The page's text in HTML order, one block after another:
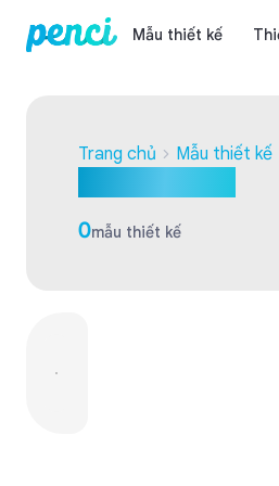
Mẫu thiết kế
Trang chủ Mẫu thiết kế
0mẫu thiết kế